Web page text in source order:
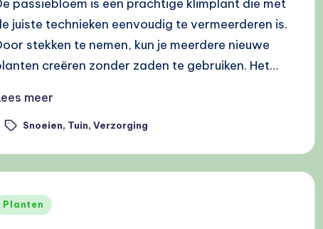
passiebloem is een prachtige klimplant die met
juiste technieken eenvoudig te vermeerderen is.
stekken te nemen, kun je meerdere nieuwe
creëren zonder zaden te gebruiken. Het…
meer
Snoeien, Tuin, Verzorging
Planten